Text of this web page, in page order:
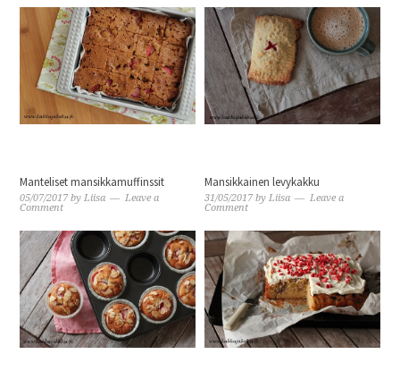
Manteliset mansikkamuffinssit
05/07/2017 byLiisa
Leave a
Comment
Mansikkainen levykakku
31/05/2017 byLiisa
Leave a
Comment